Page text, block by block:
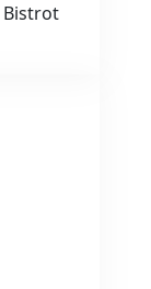
Bistrot